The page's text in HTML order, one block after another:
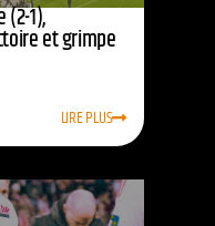
(2-1),
et grimpe
LIRE PLUS